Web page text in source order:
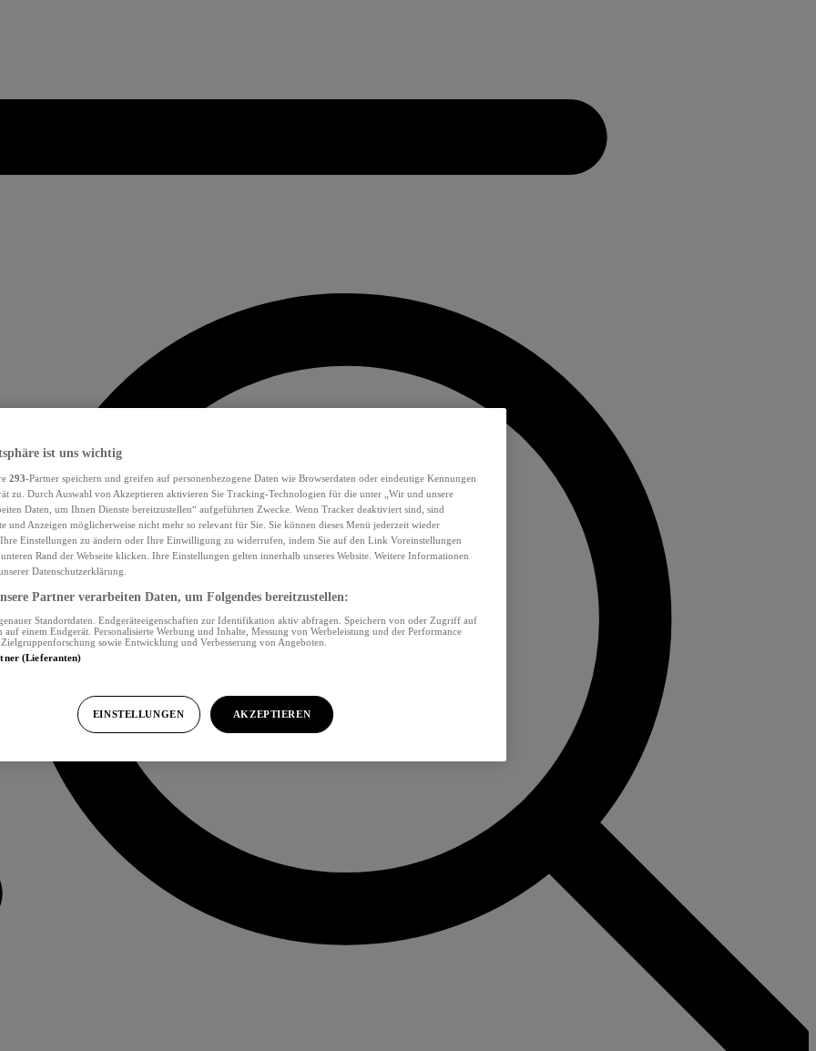
ist uns wichtig
293-Partner speichern und greifen auf personenbezogene Daten wie Browserdaten oder eindeutige Kennungen
zu. Durch Auswahl von Akzeptieren aktivieren Sie Tracking-Technologien für die unter „Wir und unsere
Daten, um Ihnen Dienste bereitzustellen“ aufgeführten Zwecke. Wenn Tracker deaktiviert sind, sind
und Anzeigen möglicherweise nicht mehr so relevant für Sie. Sie können dieses Menü jederzeit wieder
Einstellungen zu ändern oder Ihre Einwilligung zu widerrufen, indem Sie auf den Link Voreinstellungen
Rand der Webseite klicken. Ihre Einstellungen gelten innerhalb unseres Website. Weitere Informationen
Datenschutzerklärung.
Partner verarbeiten Daten, um Folgendes bereitzustellen:
Standortdaten. Endgeräteeigenschaften zur Identifikation aktiv abfragen. Speichern von oder Zugriff auf
einem Endgerät. Personalisierte Werbung und Inhalte, Messung von Werbeleistung und der Performance
sowie Entwicklung und Verbesserung von Angeboten.
(Lieferanten)
EINSTELLUNGEN AKZEPTIEREN